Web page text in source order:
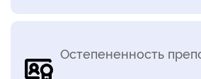
Остепененность